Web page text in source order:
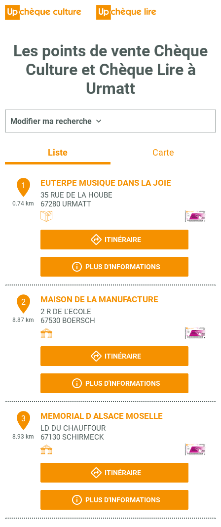
Les points de vente Chèque
Culture et Chèque Lire à
Urmatt
Modifier ma recherche
Liste Carte
1
0.74 km
EUTERPE MUSIQUE DANS LA JOIE
35 RUE DE LA HOUBE
67280 URMATT
ITINÉRAIRE
PLUS D'INFORMATIONS
2
8.87 km
MAISON DE LA MANUFACTURE
2 R DE L'ECOLE
67530 BOERSCH
ITINÉRAIRE
PLUS D'INFORMATIONS
3
8.93 km
MEMORIAL D ALSACE MOSELLE
LD DU CHAUFFOUR
67130 SCHIRMECK
ITINÉRAIRE
PLUS D'INFORMATIONS